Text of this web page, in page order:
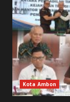
Kota Ambon